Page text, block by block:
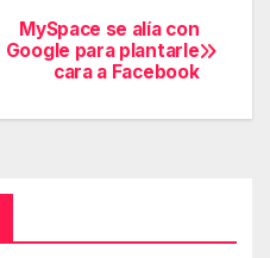
MySpace se alía con
Google para plantarle
cara a Facebook